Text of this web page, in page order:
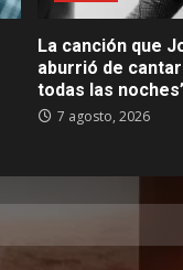
La canción que
aburrió de
todas las
7 agosto, 2026